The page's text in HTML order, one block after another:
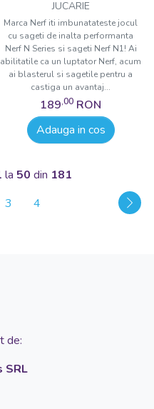
JUCARIE
Marca Nerf iti imbunatateste jocul
cu sageti de inalta performanta
Nerf N Series si sageti Nerf N1! Ai
abilitatile ca un luptator Nerf, acum
ai blasterul si sagetile pentru a
castiga un avantaj...
189,00 RON
Adauga in cos
la 50 din 181
3 4
de:
SRL